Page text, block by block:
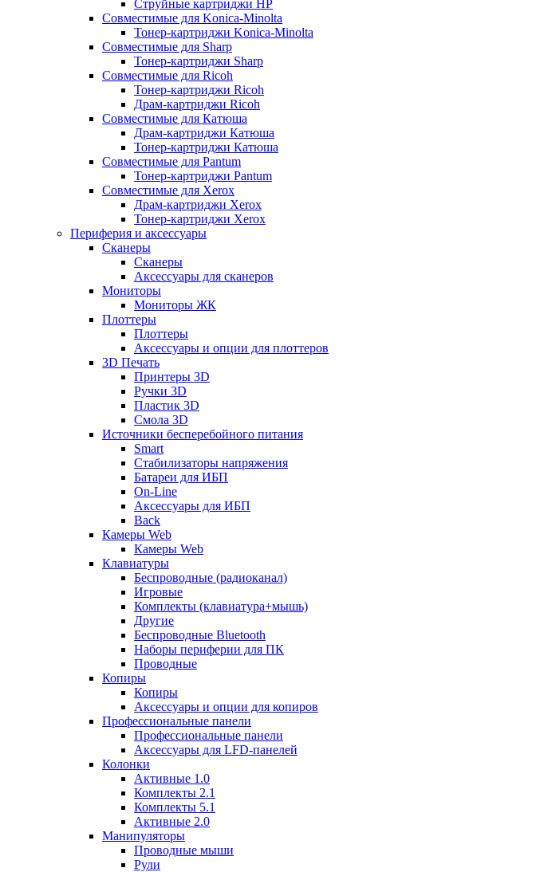
Струйные картриджи HP
Совместимые для Konica-Minolta
Тонер-картриджи Konica-Minolta
Совместимые для Sharp
Тонер-картриджи Sharp
Совместимые для Ricoh
Тонер-картриджи Ricoh
Драм-картриджи Ricoh
Совместимые для Катюша
Драм-картриджи Катюша
Тонер-картриджи Катюша
Совместимые для Pantum
Тонер-картриджи Pantum
Совместимые для Xerox
Драм-картриджи Xerox
Тонер-картриджи Xerox
Периферия и аксессуары
Сканеры
Сканеры
Аксессуары для сканеров
Мониторы
Мониторы ЖК
Плоттеры
Плоттеры
Аксессуары и опции для плоттеров
3D Печать
Принтеры 3D
Ручки 3D
Пластик 3D
Смола 3D
Источники бесперебойного питания
Smart
Стабилизаторы напряжения
Батареи для ИБП
On-Line
Аксессуары для ИБП
Back
Камеры Web
Камеры Web
Клавиатуры
Беспроводные (радиоканал)
Игровые
Комплекты (клавиатура+мышь)
Другие
Беспроводные Bluetooth
Наборы периферии для ПК
Проводные
Копиры
Копиры
Аксессуары и опции для копиров
Профессиональные панели
Профессиональные панели
Аксессуары для LFD-панелей
Колонки
Активные 1.0
Комплекты 2.1
Комплекты 5.1
Активные 2.0
Манипуляторы
Проводные мыши
Рули